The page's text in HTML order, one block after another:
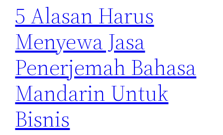
5 Alasan Harus
Menyewa Jasa
Penerjemah Bahasa
Mandarin Untuk
Bisnis